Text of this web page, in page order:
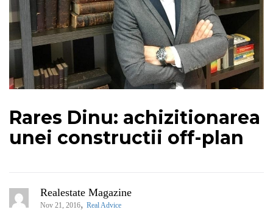
Rares Dinu: achizitionarea
unei constructii off-plan
Realestate Magazine
Nov 21, 2016, Real Advice